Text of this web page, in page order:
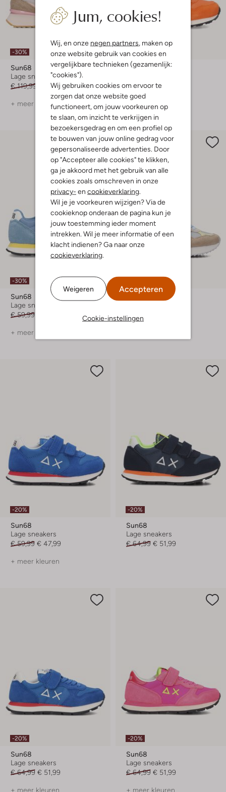
Jum, cookies!
Wij, en onze negen partners, maken op
onze website gebruik van cookies en
vergelijkbare technieken (gezamenlijk:
"cookies").
Wij gebruiken cookies om ervoor te
zorgen dat onze website goed
functioneert, om jouw voorkeuren op
te slaan, om inzicht te verkrijgen in
bezoekersgedrag en om een profiel op
te bouwen van jouw online gedrag voor
gepersonaliseerde advertenties. Door
op "Accepteer alle cookies" te klikken,
ga je akkoord met het gebruik van alle
cookies zoals omschreven in onze
privacy- en cookieverklaring.
Wil je je voorkeuren wijzigen? Via de
cookieknop onderaan de pagina kun je
jouw toestemming ieder moment
intrekken. Wil je meer informatie of een
klacht indienen? Ga naar onze
cookieverklaring.
Weigeren Accepteren
Cookie-instellingen
-30%
Sun68
Lage sneakers
€ 119,99
€ 83,99
+ meer kleuren
-50%
Sun68
€ 59,99 € 29,99
+ meer kleuren
-30%
Sun68
Lage sneakers
€ 59,99
+ meer kleuren
Sun68
€ 119,99
-20%
Sun68
Lage sneakers
€ 59,99 € 47,99
+ meer kleuren
-20%
Sun68
Lage sneakers
€ 64,99 € 51,99
-20%
Sun68
Lage sneakers
€ 64,99 € 51,99
+ meer kleuren
-20%
Sun68
Lage sneakers
€ 64,99 € 51,99
+ meer kleuren